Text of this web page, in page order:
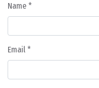
Name *
Email *